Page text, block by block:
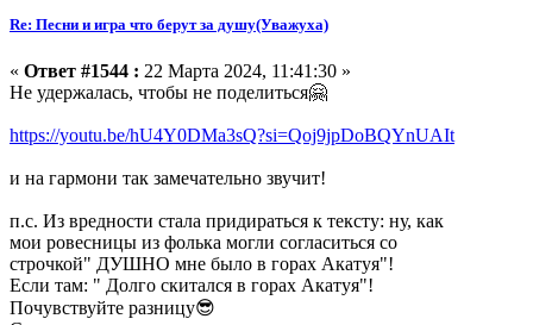
Re: Песни и игра что берут за душу(Уважуха)
« Ответ #1544 : 22 Марта 2024, 11:41:30 »
Не удержалась, чтобы не поделиться🤗
https://youtu.be/hU4Y0DMa3sQ?si=Qoj9jpDoBQYnUAIt
и на гармони так замечательно звучит!
п.с. Из вредности стала придираться к тексту: ну, как
мои ровесницы из фолька могли согласиться со
строчкой" ДУШНО мне было в горах Акатуя"!
Если там: " Долго скитался в горах Акатуя"!
Почувствуйте разницу😎